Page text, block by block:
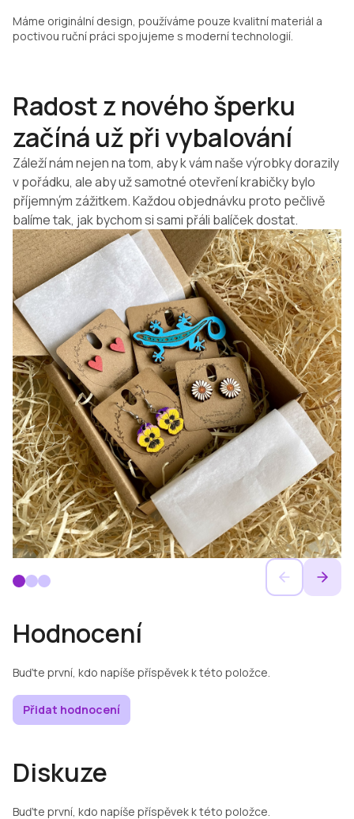
Máme originální design, používáme pouze kvalitní materiál a
poctivou ruční práci spojujeme s moderní technologií.
Hodnocení
Buďte první, kdo napíše příspěvek k této položce.
Přidat hodnocení
Diskuze
Buďte první, kdo napíše příspěvek k této položce.
Radost z nového šperku
začíná už při vybalování
Záleží nám nejen na tom, aby k vám naše výrobky dorazily
v pořádku, ale aby už samotné otevření krabičky bylo
příjemným zážitkem. Každou objednávku proto pečlivě
balíme tak, jak bychom si sami přáli balíček dostat.